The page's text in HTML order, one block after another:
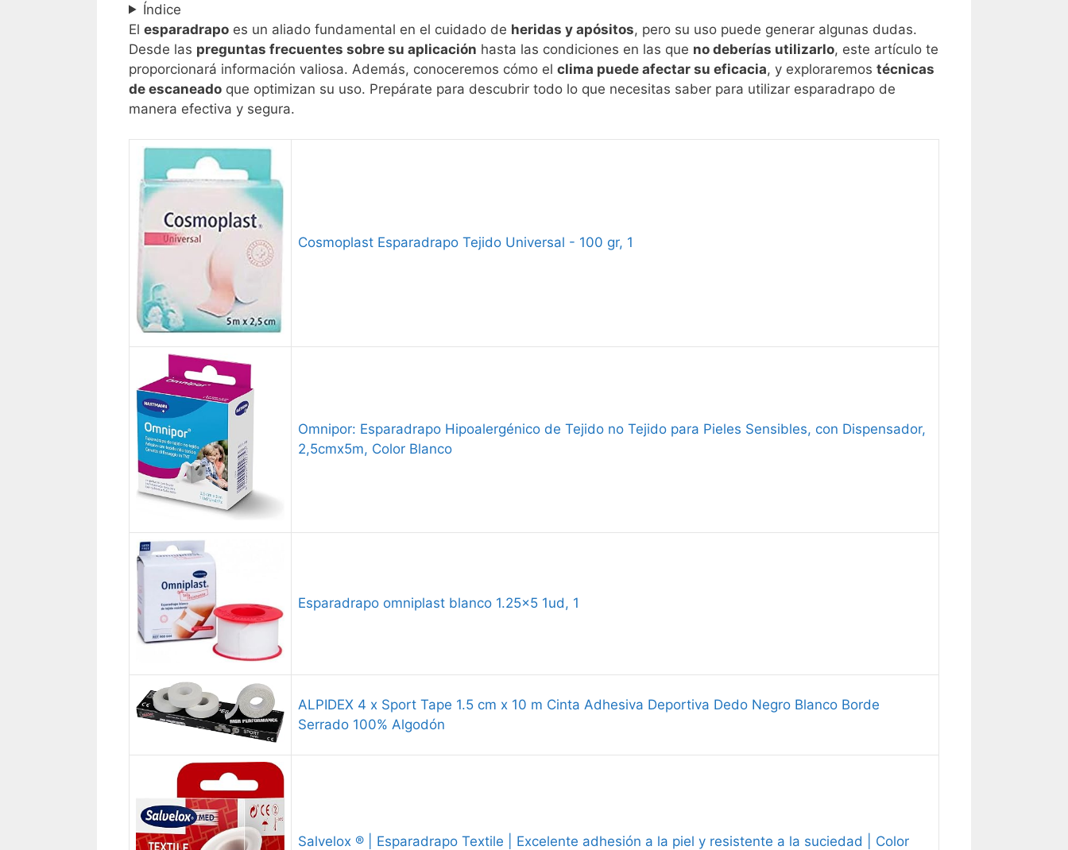
Índice
El esparadrapo es un aliado fundamental en el cuidado de heridas y apósitos, pero su uso puede generar algunas dudas.
Desde las preguntas frecuentes sobre su aplicación hasta las condiciones en las que no deberías utilizarlo, este artículo te
proporcionará información valiosa. Además, conoceremos cómo el clima puede afectar su eficacia, y exploraremos técnicas
de escaneado que optimizan su uso. Prepárate para descubrir todo lo que necesitas saber para utilizar esparadrapo de
manera efectiva y segura.
Cosmoplast Esparadrapo Tejido Universal - 100 gr, 1
Omnipor: Esparadrapo Hipoalergénico de Tejido no Tejido para Pieles Sensibles, con Dispensador,
2,5cmx5m, Color Blanco
Esparadrapo omniplast blanco 1.25x5 1ud, 1
ALPIDEX 4 x Sport Tape 1.5 cm x 10 m Cinta Adhesiva Deportiva Dedo Negro Blanco Borde
Serrado 100% Algodón
Salvelox ® | Esparadrapo Textile | Excelente adhesión a la piel y resistente a la suciedad | Color